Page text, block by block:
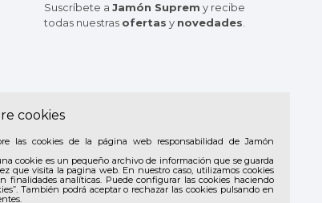
Suscríbete a Jamón Suprem y recibe
todas nuestras ofertas y novedades.
cookies
las cookies de la página web responsabilidad de Jamón
cookie es un pequeño archivo de información que se guarda
que visita la pagina web. En nuestro caso, utilizamos cookies
finalidades analíticas. Puede configurar las cookies haciendo
También podrá aceptar o rechazar las cookies pulsando en